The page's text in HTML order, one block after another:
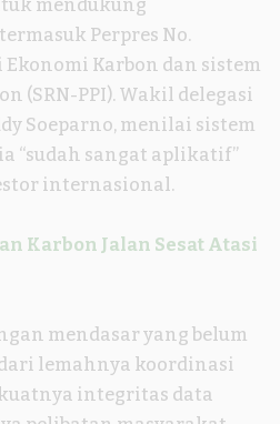
mendukung
Perpres No.
Karbon dan sistem
(SRN-PPI). Wakil delegasi
Soeparno, menilai sistem
“sudah sangat aplikatif”
internasional.
Karbon Jalan Sesat Atasi
mendasar yang belum
lemahnya koordinasi
integritas data